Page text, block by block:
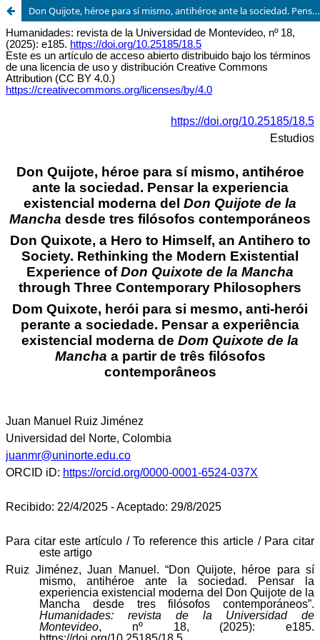
Don Quijote, héroe para sí mismo, antihéroe ante la sociedad. Pensar la experiencia existencial moderna del Don Quijote de la Mancha desde tres filósofos contemporáneos